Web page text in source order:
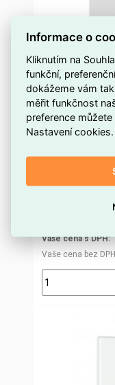
IRS3xAAA
Dostupnost EMAS
Kód dodavatele
Vaše cena s DPH
Vaše cena bez DPH
Informace o
Kliknutím na
funkční,
dokážeme vám
měřit funkčnost
preference
Nastavení cookies.